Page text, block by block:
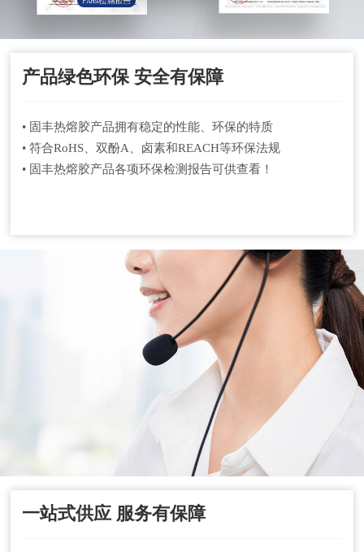
产品绿色环保 安全有保障
• 固丰热熔胶产品拥有稳定的性能、环保的特质
• 符合RoHS、双酚A、卤素和REACH等环保法规
• 固丰热熔胶产品各项环保检测报告可供查看！
一站式供应 服务有保障